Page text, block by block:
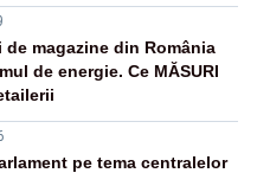
de magazine din România
de energie. Ce MĂSURI
pe tema centralelor